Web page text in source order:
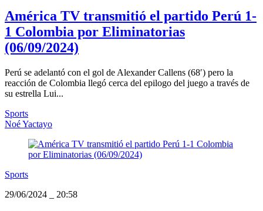
América TV transmitió el partido Perú 1-
1 Colombia por Eliminatorias
(06/09/2024)
Perú se adelantó con el gol de Alexander Callens (68′) pero la
reacción de Colombia llegó cerca del epilogo del juego a través de
su estrella Lui...
Sports
Noé Yactayo
Sports
29/06/2024
20:58